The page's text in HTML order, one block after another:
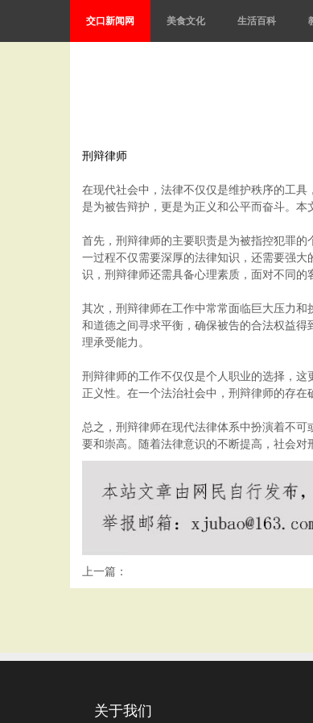
交口新闻网 美食文化 生活百科
刑辩律师
在现代社会中，法律不仅仅是维护秩序的工
是为被告辩护，更是为正义和公平而奋斗。本
首先，刑辩律师的主要职责是为被指控犯罪
一过程不仅需要深厚的法律知识，还需要强
识，刑辩律师还需具备心理素质，面对不同的
其次，刑辩律师在工作中常常面临巨大压力
和道德之间寻求平衡，确保被告的合法权益
理承受能力。
刑辩律师的工作不仅仅是个人职业的选择，
正义性。在一个法治社会中，刑辩律师的存
总之，刑辩律师在现代法律体系中扮演着不
要和崇高。随着法律意识的不断提高，社会对
上一篇：
关于我们